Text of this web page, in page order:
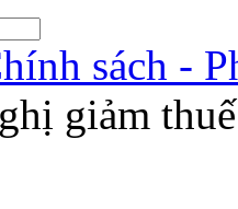
sách -
giảm